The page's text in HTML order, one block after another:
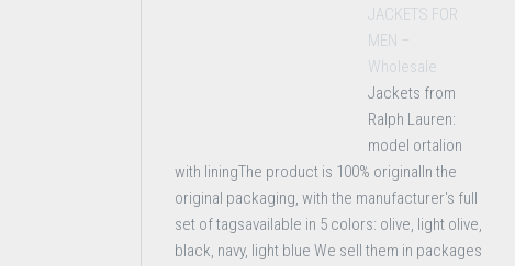
JACKETS FOR
MEN –
Wholesale
Jackets from
Ralph Lauren:
model ortalion
with liningThe product is 100% originalIn the
original packaging, with the manufacturer's full
set of tagsavailable in 5 colors: olive, light olive,
black, navy, light blue We sell them in packages